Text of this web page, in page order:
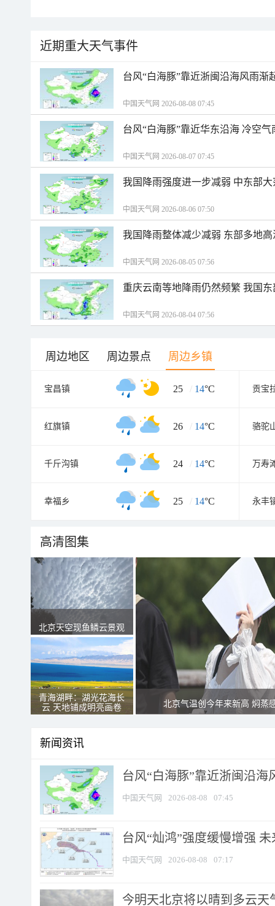
近期重大天气事件
台风“白海豚”靠近浙闽沿海风雨渐
中国天气网 2026-08-08 07:45
台风“白海豚”靠近华东沿海 冷空
中国天气网 2026-08-07 07:45
我国降雨强度进一步减弱 中东部
中国天气网 2026-08-06 07:50
我国降雨整体减少减弱 东部多地
中国天气网 2026-08-05 07:56
重庆云南等地降雨仍然频繁 我国
中国天气网 2026-08-04 07:56
周边地区 周边景点 周边乡镇
宝昌镇 25 / 14°C 贡宝
红旗镇 26 / 14°C 骆驼
千斤沟镇 24 / 14°C 万寿
幸福乡 25 / 14°C 永丰
高清图集
北京天空现鱼鳞云景观
青海湖畔：湖光花海长
云 天地铺成明亮画卷
北京气温创今年来新高 焖蒸
新闻资讯
台风“白海豚”靠近浙闽沿
中国天气网 2026-08-08 07:45
台风“灿鸿”强度缓慢增强
中国天气网 2026-08-08 07:17
今明天北京将以晴到多云